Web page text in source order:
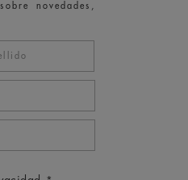
novedades,